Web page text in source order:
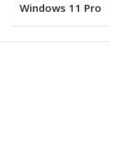
Windows 11 Pro